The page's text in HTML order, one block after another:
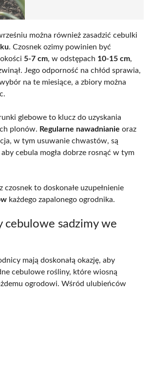
można również zasadzić cebulki
. Czosnek ozimy powinien być
5-7 cm, w odstępach 10-15 cm,
Jego odporność na chłód sprawia,
na te miesiące, a zbiory można
glebowe to klucz do uzyskania
plonów. Regularne nawadnianie oraz
w tym usuwanie chwastów, są
cebula mogła dobrze rosnąć w tym
czosnek to doskonałe uzupełnienie
każdego zapalonego ogrodnika.
cebulowe sadzimy we
mają doskonałą okazję, aby
cebulowe rośliny, które wiosną
ogrodowi. Wśród ulubieńców